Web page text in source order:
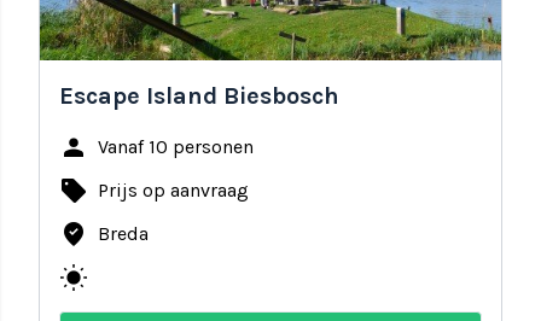
Escape Island Biesbosch
person Vanaf 10 personen
local_offer Prijs op aanvraag
where_to_vote Breda
wb_sunny